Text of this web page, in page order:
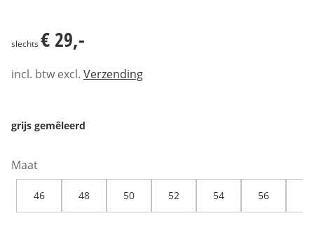
slechts € 29,-
incl. btw excl. Verzending
grijs gemêleerd
Maat
46 48 50 52 54 56